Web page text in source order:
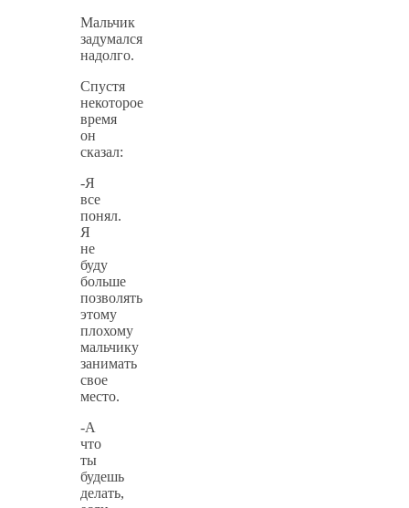
Мальчик
задумался
надолго.
Спустя
некоторое
время
он
сказал:
-Я
все
понял.
Я
не
буду
больше
позволять
этому
плохому
мальчику
занимать
свое
место.
-А
что
ты
будешь
делать,